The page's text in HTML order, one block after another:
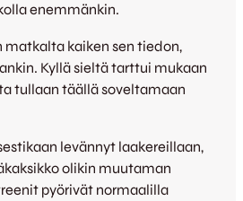
enemmänkin.
matkalta kaiken sen tiedon,
Kyllä sieltä tarttui mukaan
tullaan täällä soveltamaan
levännyt laakereillaan,
olikin muutaman
pyörivät normaalilla